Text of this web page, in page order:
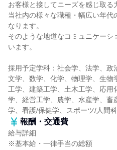
お客様と接してニーズを感じ取る
当社内の様々な職種・幅広い年代
なります。
そのような地道なコミュニケーシ
います。
採用予定学科：社会学、法学、政
文学、数学、化学、物理学、生
工学、建築工学、土木工学、応用
学、経営工学、農学、水産学、
学、看護/保健学、スポーツ/人間
報酬・交通費
給与詳細
※基本給・一律手当の総額